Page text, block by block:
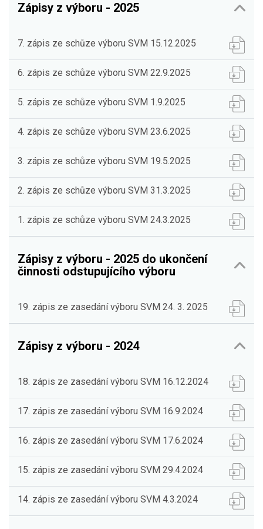
Zápisy z výboru - 2025
7. zápis ze schůze výboru SVM 15.12.2025
6. zápis ze schůze výboru SVM 22.9.2025
5. zápis ze schůze výboru SVM 1.9.2025
4. zápis ze schůze výboru SVM 23.6.2025
3. zápis ze schůze výboru SVM 19.5.2025
2. zápis ze schůze výboru SVM 31.3.2025
1. zápis ze schůze výboru SVM 24.3.2025
Zápisy z výboru - 2025 do ukončení
činnosti odstupujícího výboru
19. zápis ze zasedání výboru SVM 24. 3. 2025
Zápisy z výboru - 2024
18. zápis ze zasedání výboru SVM 16.12.2024
17. zápis ze zasedání výboru SVM 16.9.2024
16. zápis ze zasedání výboru SVM 17.6.2024
15. zápis ze zasedání výboru SVM 29.4.2024
14. zápis ze zasedání výboru SVM 4.3.2024